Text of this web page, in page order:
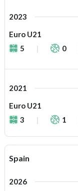
2023
Euro U21
5
0
2021
Euro U21
3
1
Spain
2026